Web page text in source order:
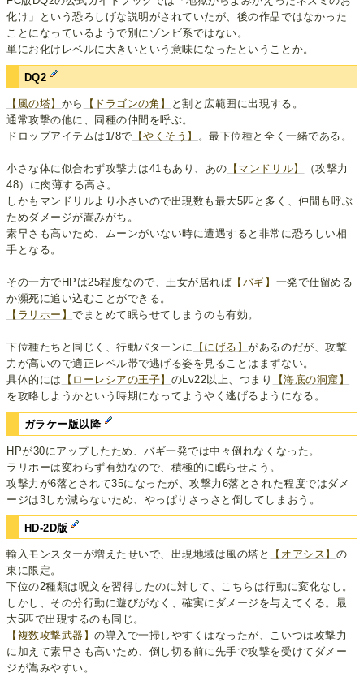
化け」という恐ろしげな説明がされていたが、後の作品ではなかった
ことになっているようで別にゾンビ系ではない。
単にお化けレベルに大きいという意味になったということか。
DQ2
【風の塔】 から 【ドラゴンの角】
と割と広範囲に出現する。
通常攻撃の他に、同種の仲間を呼ぶ。
ドロップアイテムは1/8で 【やくそう】 。最下位種と全く一緒である。
小さな体に似合わず攻撃力は41もあり、あの 【マンドリル】
（攻撃力
48）に肉薄する高さ。
しかもマンドリルより小さいので出現数も最大5匹と多く、仲間も呼ぶ
ためダメージが嵩みがち。
素早さも高いため、ムーンがいない時に遭遇すると非常に恐ろしい相
手となる。
その一方でHPは25程度なので、王女が居れば 【バギ】 一発で仕留める
か瀕死に追い込むことができる。
【ラリホー】でまとめて眠らせてしまうのも有効。
下位種たちと同じく、行動パターンに 【にげる】があるのだが、攻撃
力が高いので適正レベル帯で逃げる姿を見ることはまずない。
具体的には
【ローレシアの王子】 のLv22以上、つまり
【海底の洞窟】
を攻略しようかという時期になってようやく逃げるようになる。
ガラケー版以降
HPが30にアップしたため、バギ一発では中々倒れなくなった。
ラリホーは変わらず有効なので、積極的に眠らせよう。
攻撃力が6落とされて35になったが、攻撃力6落とされた程度ではダメ
ージは3しか減らないため、やっぱりさっさと倒してしまおう。
HD-2D版
輸入モンスターが増えたせいで、出現地域は風の塔と 【オアシス】 の
東に限定。
下位の2種類は呪文を習得したのに対して、こちらは行動に変化なし。
しかし、その分行動に遊びがなく、確実にダメージを与えてくる。最
大5匹で出現するのも同じ。
【複数攻撃武器】の導入で一掃しやすくはなったが、こいつは攻撃力
に加えて素早さも高いため、倒し切る前に先手で攻撃を受けてダメー
ジが嵩みやすい。